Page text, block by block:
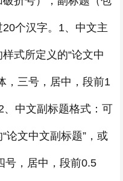
个汉字。1、中文主
式所定义的“论文中
，三号，居中，段前1
中文副标题格式：可
论文中文副标题”，或
号，居中，段前0.5